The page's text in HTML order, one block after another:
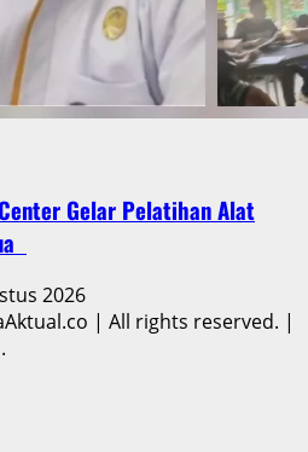
Gelar Pelatihan Alat
2026
| All rights reserved. |